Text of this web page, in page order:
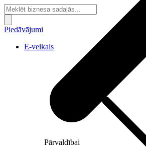
Pārvaldībai
Piedāvājumi
E-veikals